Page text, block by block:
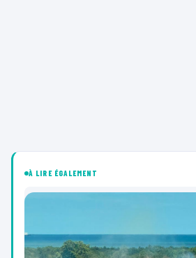
À LIRE ÉGALEMENT